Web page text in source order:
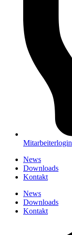
Mitarbeiterlogin
News
Downloads
Kontakt
News
Downloads
Kontakt